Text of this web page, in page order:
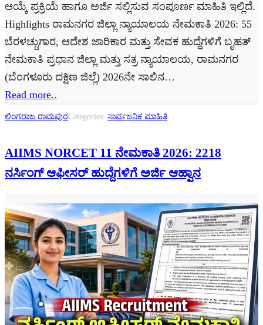
ಆಯ್ಕೆ ಪ್ರಕ್ರಿಯೆ ಹಾಗೂ ಅರ್ಜಿ ಸಲ್ಲಿಸುವ ಸಂಪೂರ್ಣ ಮಾಹಿತಿ ಇಲ್ಲಿದೆ.
Highlights ರಾಮನಗರ ಜಿಲ್ಲಾ ನ್ಯಾಯಾಲಯ ನೇಮಕಾತಿ 2026: 55
ಬೆರಳಚ್ಚುಗಾರ, ಆದೇಶ ಜಾರಿಕಾರ ಮತ್ತು ಸೇವಕ ಹುದ್ದೆಗಳಿಗೆ ಬೃಹತ್
ನೇಮಕಾತಿ ಪ್ರಧಾನ ಜಿಲ್ಲಾ ಮತ್ತು ಸತ್ರ ನ್ಯಾಯಾಲಯ, ರಾಮನಗರ
(ಬೆಂಗಳೂರು ದಕ್ಷಿಣ ಜಿಲ್ಲೆ) 2026ನೇ ಸಾಲಿನ…
Read more..
ಲಿಂಗರಾಜ ರಾಮಪುರCategories: ಸಾರ್ವಜನಿಕ ಮಾಹಿತಿ
AIIMS NORCET 11 ನೇಮಕಾತಿ 2026: 2218
ನರ್ಸಿಂಗ್ ಆಫೀಸರ್ ಹುದ್ದೆಗಳಿಗೆ ಅರ್ಜಿ ಆಹ್ವಾನ